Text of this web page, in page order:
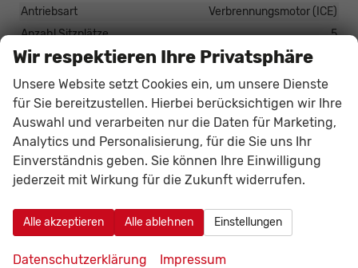
Antriebsart
Verbrennungsmotor (ICE)
Anzahl Sitzplätze
5
Anzahl Türen
5-türig
Anzahl Vorbesitzer
Erstzulassung
01.07.2025
HU/AU neu
vorhanden
Kilometerstand
13600
Kraftstoff: unterstützte
E10 geeignet
Leergewicht
Nichtraucher-Fahrzeug
vorhanden
Polsterung
Wir respektieren Ihre Privatsphäre
Unsere Website setzt Cookies ein, um unsere Dienste
für Sie bereitzustellen. Hierbei berücksichtigen wir Ihre
Auswahl und verarbeiten nur die Daten für Marketing,
Analytics und Personalisierung, für die Sie uns Ihr
Einverständnis geben. Sie können Ihre Einwilligung
jederzeit mit Wirkung für die Zukunft widerrufen.
Alle akzeptieren Alle ablehnen Einstellungen
Datenschutzerklärung Impressum